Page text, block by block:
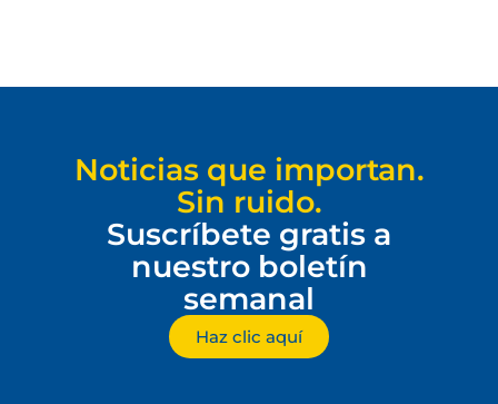
Noticias que importan.
Sin ruido.
Suscríbete gratis a
nuestro boletín
semanal
Haz clic aquí